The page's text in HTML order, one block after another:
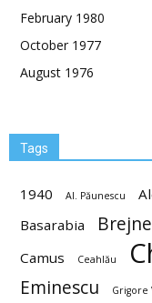
February 1980
October 1977
August 1976
Tags
1940 Al. Păunescu
Basarabia
Camus
Ceahlău
Eminescu
Grigore